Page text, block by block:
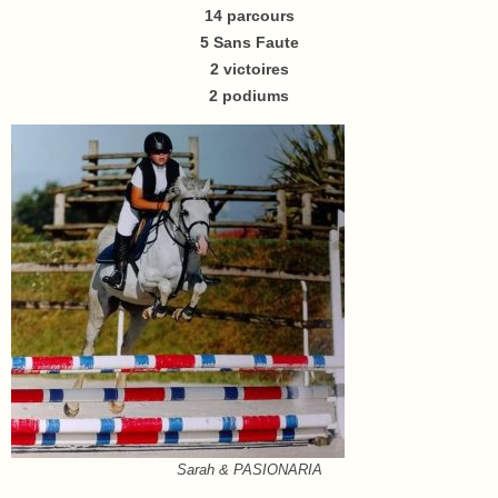
14 parcours
5 Sans Faute
2 victoires
2 podiums
Sarah & PASIONARIA